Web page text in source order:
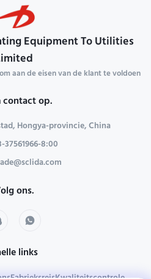
Equipment To Utilities
aan de eisen van de klant te voldoen
contact op.
Hongya-provincie, China
37561966-8:00
ons.
links